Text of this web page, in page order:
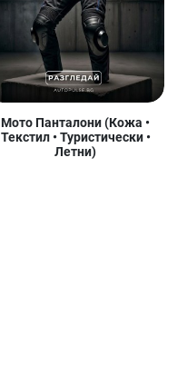
Мото Панталони (Кожа •
Текстил • Туристически •
Летни)